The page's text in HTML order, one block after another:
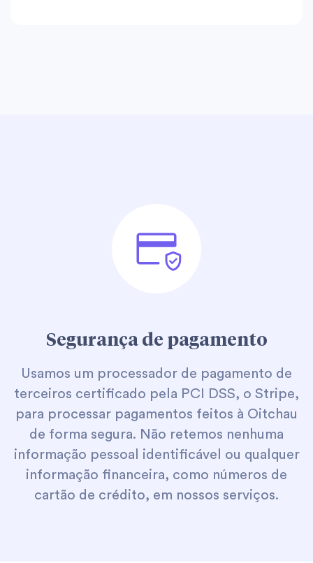
Segurança de pagamento
Usamos um processador de pagamento de
terceiros certificado pela PCI DSS, o Stripe,
para processar pagamentos feitos à Oitchau
de forma segura. Não retemos nenhuma
informação pessoal identificável ou qualquer
informação financeira, como números de
cartão de crédito, em nossos serviços.